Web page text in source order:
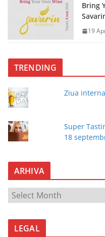
Bring
19
TRENDING
Ziua
Super
18
ARHIVA
H
LEGAL